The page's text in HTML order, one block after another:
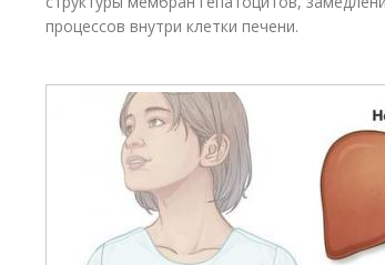
процессов внутри клетки печени.